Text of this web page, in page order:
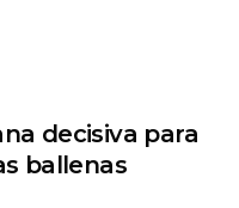
decisiva para
ballenas